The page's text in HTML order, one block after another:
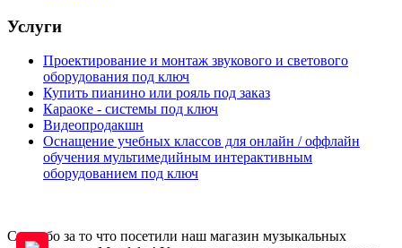
Услуги
Проектирование и монтаж звукового и светового
оборудования под ключ
Купить пианино или рояль под заказ
Караоке - системы под ключ
Видеопродакшн
Оснащение учебных классов для онлайн / оффлайн
обучения мультимедийным интерактивным
оборудованием под ключ
Спасибо за то что посетили наш магазин музыкальных